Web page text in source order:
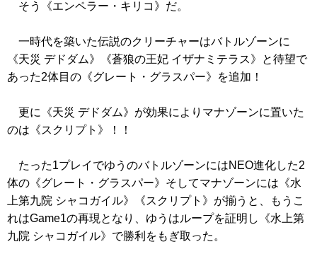
そう 《エンペラー・キリコ》 だ。
一時代を築いた伝説のクリーチャーはバトルゾーンに
《天災 デドダム》
《蒼狼の王妃 イザナミテラス》
と待望で
あった2体目の 《グレート・グラスパー》 を追加！
更に 《天災 デドダム》 が効果によりマナゾーンに置いた
のは 《スクリプト》 ！！
たった1プレイでゆうのバトルゾーンにはNEO進化した2
体の 《グレート・グラスパー》 そしてマナゾーンには 《水
上第九院 シャコガイル》
《スクリプト》 が揃うと、もうこ
れはGame1の再現となり、ゆうはループを証明し
《水上第
九院 シャコガイル》 で勝利をもぎ取った。